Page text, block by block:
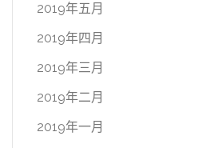
2019年五月
2019年四月
2019年三月
2019年二月
2019年一月